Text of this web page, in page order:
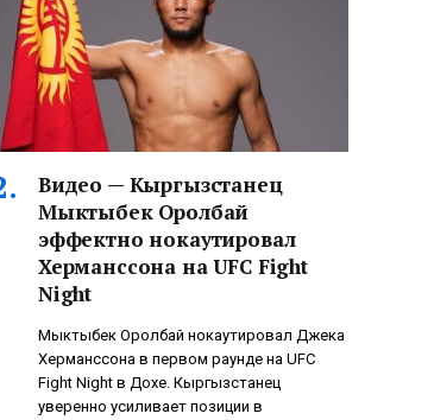
Видео — Кыргызстанец
Мыктыбек Оролбай
эффектно нокаутировал
Херманссона на UFC Fight
Night
Мыктыбек Оролбай нокаутировал Джека
Херманссона в первом раунде на UFC
Fight Night в Дохе. Кыргызстанец
уверенно усиливает позиции в